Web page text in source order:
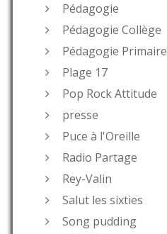
Pédagogie
Pédagogie Collège
Pédagogie Primaire
Plage 17
Pop Rock Attitude
presse
Puce à l'Oreille
Radio Partage
Rey-Valin
Salut les sixties
Song pudding